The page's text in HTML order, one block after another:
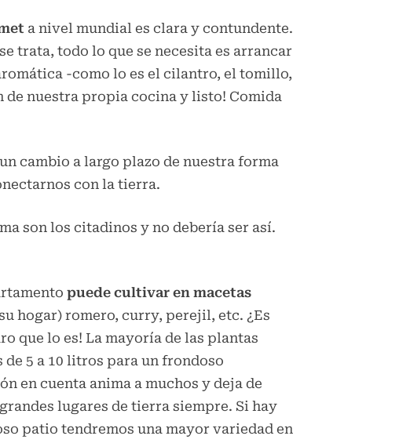
a nivel mundial es clara y contundente.
trata, todo lo que se necesita es arrancar
-como lo es el cilantro, el tomillo,
de nuestra propia cocina y listo! Comida
cambio a largo plazo de nuestra forma
con la tierra.
son los citadinos y no debería ser así.
puede cultivar en macetas
hogar) romero, curry, perejil, etc. ¿Es
que lo es! La mayoría de las plantas
5 a 10 litros para un frondoso
en cuenta anima a muchos y deja de
lugares de tierra siempre. Si hay
patio tendremos una mayor variedad en